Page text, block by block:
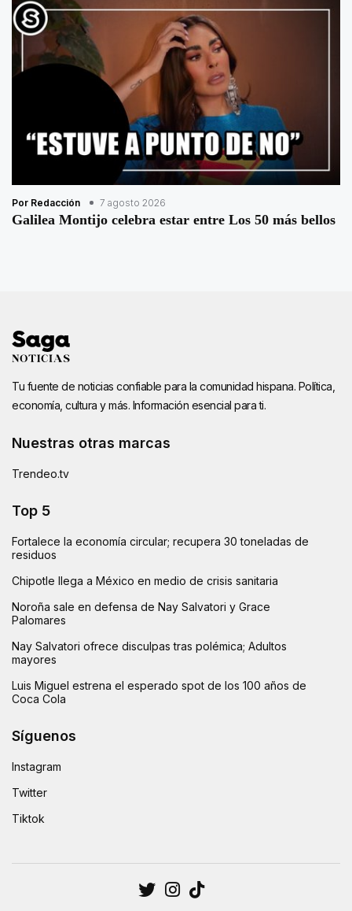
Por Redacción 7 agosto 2026
Galilea Montijo celebra estar entre Los 50 más bellos
Tu fuente de noticias confiable para la comunidad hispana. Política,
economía, cultura y más. Información esencial para ti.
Nuestras otras marcas
Trendeo.tv
Top 5
Fortalece la economía circular; recupera 30 toneladas de
residuos
Chipotle llega a México en medio de crisis sanitaria
Noroña sale en defensa de Nay Salvatori y Grace
Palomares
Nay Salvatori ofrece disculpas tras polémica; Adultos
mayores
Luis Miguel estrena el esperado spot de los 100 años de
Coca Cola
Síguenos
Instagram
Twitter
Tiktok